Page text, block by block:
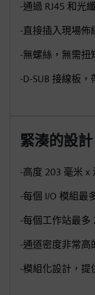
-通過 RJ45 和光
-直接插入現場佈
-無螺絲，無需扭
-D-SUB 接線板
緊湊的設計
-高度 203 毫米 x
-每個 I/O 模組最
-每個工作站最多
-通道密度非常高
-模組化設計，提